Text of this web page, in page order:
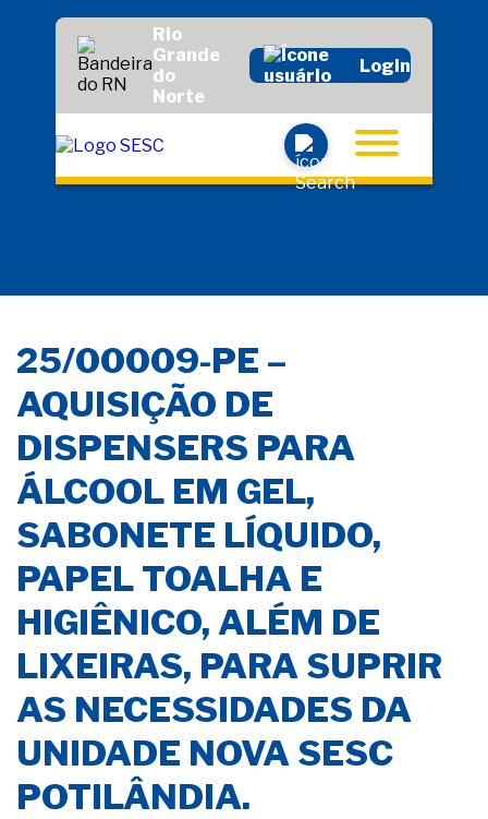
Rio
Grande
do
Norte
Login
25/00009-PE –
AQUISIÇÃO DE
DISPENSERS PARA
ÁLCOOL EM GEL,
SABONETE LÍQUIDO,
PAPEL TOALHA E
HIGIÊNICO, ALÉM DE
LIXEIRAS, PARA SUPRIR
AS NECESSIDADES DA
UNIDADE NOVA SESC
POTILÂNDIA.